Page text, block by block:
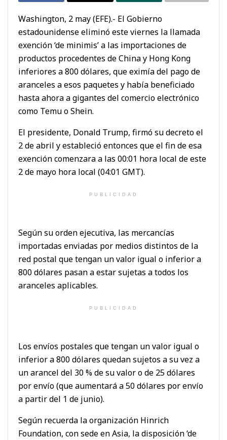
Washington, 2 may (EFE).- El Gobierno
estadounidense eliminó este viernes la llamada
exención ‘de minimis’ a las importaciones de
productos procedentes de China y Hong Kong
inferiores a 800 dólares, que eximía del pago de
aranceles a esos paquetes y había beneficiado
hasta ahora a gigantes del comercio electrónico
como Temu o Shein.
El presidente, Donald Trump, firmó su decreto el
2 de abril y estableció entonces que el fin de esa
exención comenzara a las 00:01 hora local de este
2 de mayo hora local (04:01 GMT).
PUBLICIDAD
Según su orden ejecutiva, las mercancías
importadas enviadas por medios distintos de la
red postal que tengan un valor igual o inferior a
800 dólares pasan a estar sujetas a todos los
aranceles aplicables.
PUBLICIDAD
Los envíos postales que tengan un valor igual o
inferior a 800 dólares quedan sujetos a su vez a
un arancel del 30 % de su valor o de 25 dólares
por envío (que aumentará a 50 dólares por envío
a partir del 1 de junio).
Según recuerda la organización Hinrich
Foundation, con sede en Asia, la disposición ‘de